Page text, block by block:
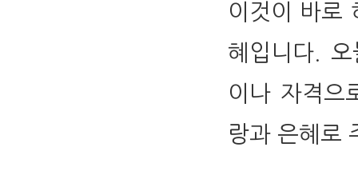
이것이 바로
혜입니다.
이나 자격으
랑과 은혜로